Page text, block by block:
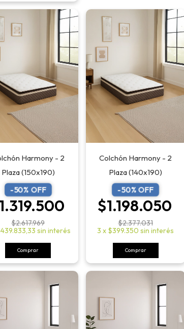
Harmony - 2
Plaza (150x190)
-50% OFF
$2.617.969
sin interés
Comprar
Colchón Harmony - 2
Plaza (140x190)
-50% OFF
$1.198.050
$2.377.031
3 x $399.350 sin interés
Comprar